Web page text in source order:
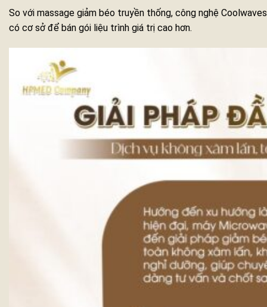
So với massage giảm béo truyền thống, công nghệ
có cơ sở để bán gói liệu trình giá trị cao hơn.